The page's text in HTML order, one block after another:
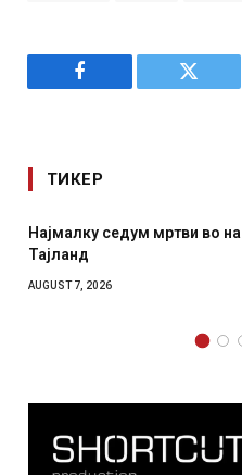
Facebook Twitter
ТИКЕР
врз училиште во